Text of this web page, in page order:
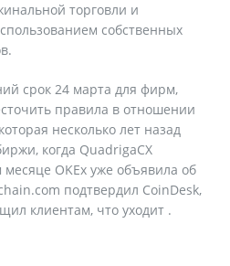
торговли и
собственных
срок 24 марта для фирм,
правила в отношении
несколько лет назад
когда QuadrigaCX
OKEx уже объявила об
подтвердил CoinDesk,
клиентам, что уходит .